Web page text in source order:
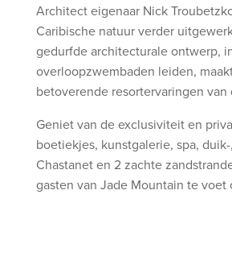
Architect eigenaar Nick
Caribische natuur verder
gedurfde architecturale ontwerp,
overloopzwembaden leiden,
betoverende resortervaringen van
Geniet van de exclusiviteit en
boetiekjes, kunstgalerie, spa,
Chastanet en 2 zachte
gasten van Jade Mountain te